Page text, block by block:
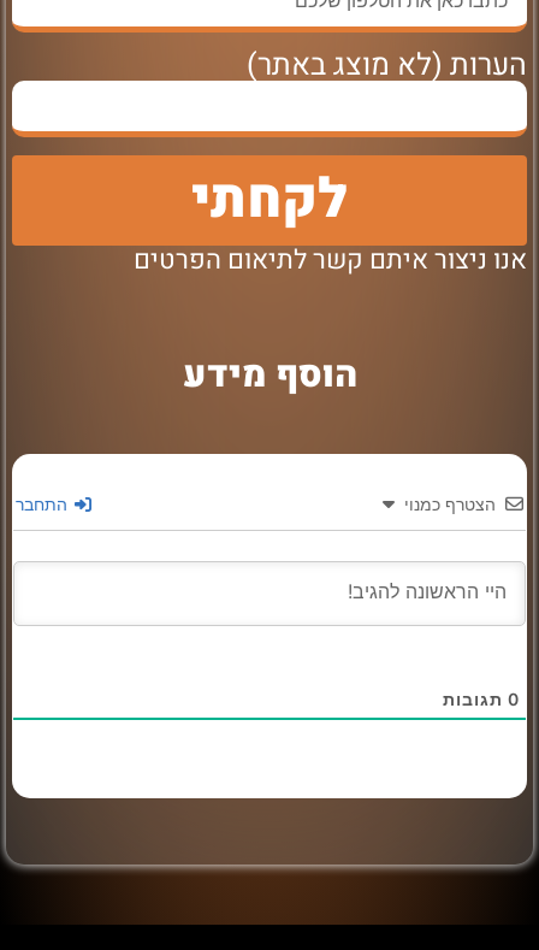
הערות (לא מוצג באתר)
לקחתי
אנו ניצור איתם קשר לתיאום הפרטים
הוסף מידע
הצטרף כמנוי התחבר
0 תגובות